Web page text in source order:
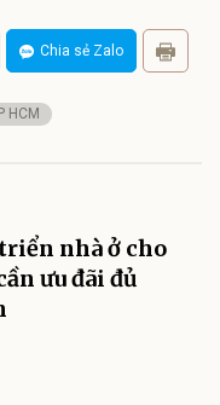
Chia sẻ Zalo
HCM
nhà ở cho
ưu đãi đủ